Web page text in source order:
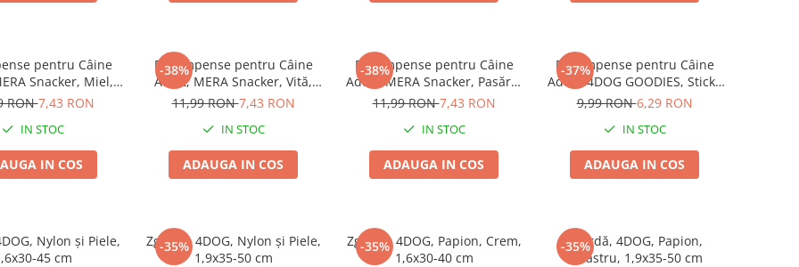
pentru Câine
Snacker, Miel,
200g
RON7,43 RON
IN STOC
IN COS
-38%
Recompense pentru Câine
Adult, MERA Snacker, Vită,
200g
11,99 RON7,43 RON
IN STOC
ADAUGA IN COS
-38%
Recompense pentru Câine
Adult, MERA Snacker, Pasăre,
200g
11,99 RON7,43 RON
IN STOC
ADAUGA IN COS
-37%
Recompense pentru Câine
Adult, 4DOG GOODIES, Sticks
din Orez, Talie Mică, 12 cm, 6
9,99 RON6,29 RON
IN STOC
ADAUGA IN COS
Nylon și Piele,
45 cm
-35%
Zgardă, 4DOG, Nylon și Piele,
1,9x35-50 cm
-35%
Zgardă, 4DOG, Papion, Crem,
1,6x30-40 cm
-35%
Zgardă, 4DOG, Papion,
Albastru, 1,9x35-50 cm